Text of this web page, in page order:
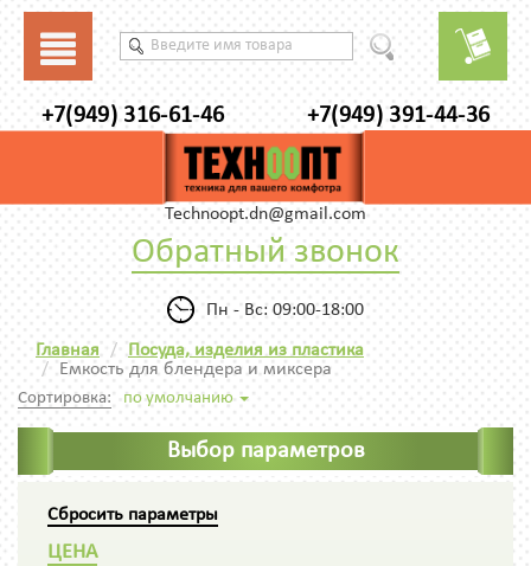
+7(949) 316-61-46 +7(949) 391-44-36
Technoopt.dn@gmail.com
Обратный звонок
Пн - Вс: 09:00-18:00
Главная
Посуда, изделия из пластика
Емкость для блендера и миксера
Сортировка: по умолчанию
Выбор параметров
Сбросить параметры
ЦЕНА